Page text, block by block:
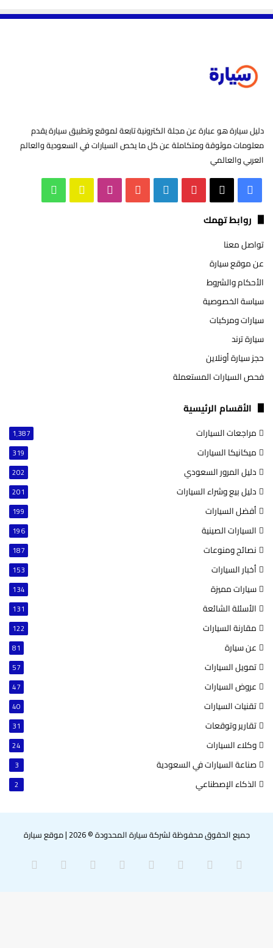
دليل سيارة هو عبارة عن مجلة الكترونية تابعة لموقع وتطبيق سيارة يقدم
معلومات موثوقة ومتكاملة عن كل ما يخص السيارات في السعودية والعالم
العربي والعالمي
فيسبوك بينتيريست لينكدإن ‫YouTube انستقرام سناب
روابط تهمك
تواصل معنا
عن موقع سيارة
الأحكام والشروط
سياسة الخصوصية
سيارات ومركبات
سيارة ترند
حجز سيارة أونلاين
فحص السيارات المستعملة
الأقسام الرئيسية
مراجعات السيارات 1٬387
ميكانيكا السيارات 319
دليل المرور السعودي 202
دليل بيع وشراء السيارات 201
أفضل السيارات 199
السيارات الصينية 196
نصائح ومنوعات 187
أخبار السيارات 153
سيارات مميزة 134
الأسئلة الشائعة 131
مقارنة السيارات 122
عن سيارة 81
تمويل السيارات 57
عروض السيارات 47
تقنيات السيارات 40
تقارير وتوقعات 31
وكلاء السيارات 24
صناعة السيارات في السعودية 3
الذكاء الإصطناعي 2
جميع الحقوق محفوظة لشركة سيارة المحدودة © 2026 |موقع سيارة
فيسبوك بينتيريست لينكدإن ‫YouTube انستقرام سناب